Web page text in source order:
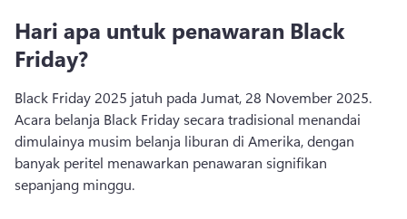
Hari apa untuk penawaran Black
Friday?
Acara belanja Black Friday secara tradisional menandai
dimulainya musim belanja liburan di Amerika, dengan
banyak peritel menawarkan penawaran signifikan
sepanjang minggu.